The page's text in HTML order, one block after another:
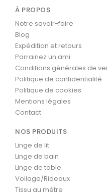
À PROPOS
Notre savoir-faire
Blog
Expédition et retours
Parrainez un ami
Conditions générales de
Politique de confidentialité
Politique de cookies
Mentions légales
Contact
NOS PRODUITS
Linge de lit
Linge de bain
Linge de table
Voilage/Rideaux
Tissu au mètre